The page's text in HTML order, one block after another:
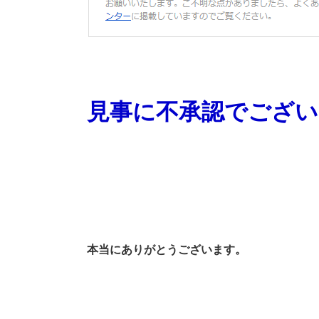
見事に不承認でござ
本当にありがとうございます。